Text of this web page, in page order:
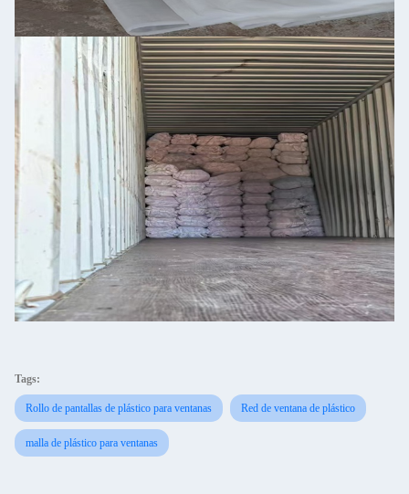
Tags:
Rollo de pantallas de plástico para ventanas Red de ventana de plástico
malla de plástico para ventanas